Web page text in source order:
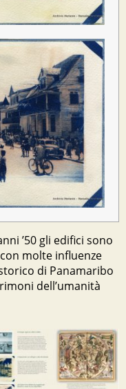
’50 gli edifici sono
molte influenze
di Panamaribo
dell’umanità